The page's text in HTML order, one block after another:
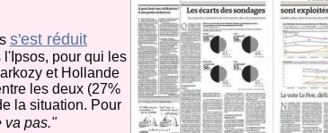
s'est réduit
pour qui les
et Hollande
les deux (27%
la situation. Pour
va pas."